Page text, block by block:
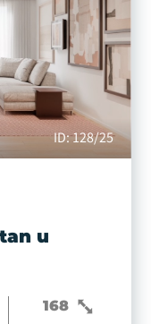
ID: 128/25
u
168